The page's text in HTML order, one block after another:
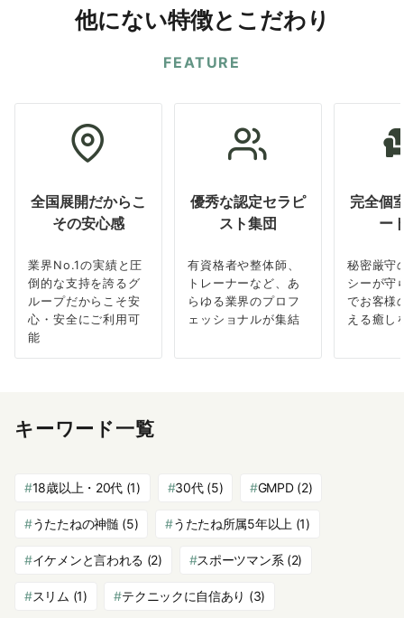
他にない特徴とこだわり
FEATURE
全国展開だからこ
その安心感
業界No.1の実績と圧
倒的な支持を誇るグ
ループだからこそ安
心・安全にご利用可
能
優秀な認定セラピ
スト集団
有資格者や整体師、
トレーナーなど、あ
らゆる業界のプロフ
ェッショナルが集結
完全個
ー
秘密厳守
シーが守
でお客様
える癒し
キーワード一覧
18歳以上・20代 (1) 30代(5) GMPD(2)
うたたねの神髄 (5) うたたね所属5年以上 (1)
イケメンと言われる (2) スポーツマン系 (2)
スリム (1) テクニックに自信あり (3)